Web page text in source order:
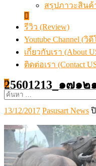
สรุปภาวะสินค้
รีวิว (Review)
Youtube Channel (วิ
เกี่ยวกับเรา (About
ติดต่อเรา (Contact
ค้นหา
สำหรับ:
25601213_๑๗๑๒
Posted
on
13/12/2017 Author
Pasusart News